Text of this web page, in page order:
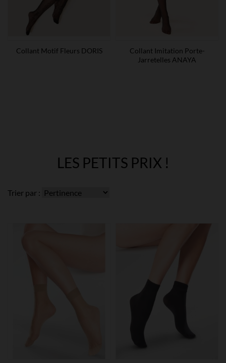
Collant Motif Fleurs DORIS
Collant Imitation Porte-
Jarretelles ANAYA
LES PETITS PRIX !
Trier par :